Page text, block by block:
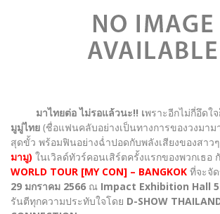
มาไทยต่อ ไม่รอแล้วนะ!! เพราะอีกไม่กี่อึดใ
มูมู่ไทย (ชื่อแฟนคลับอย่างเป็นทางการของวงมา
สุดขั้ว พร้อมฟินอย่างฉ่ำปอดกับพลังเสียงของสาวๆ
มามู) ในเวิลด์ทัวร์คอนเสิร์ตครั้งแรกของพวกเธอ
WORLD TOUR [MY CON] – BANGKOK ที่จะจั
29 มกราคม 2566 ณ Impact Exhibition Hall 5
รันตีทุกความประทับใจโดย D-SHOW